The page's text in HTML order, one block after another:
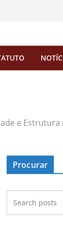
e
Procurar